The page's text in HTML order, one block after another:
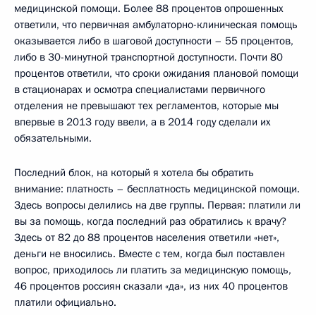
медицинской помощи. Более 88 процентов опрошенных
ответили, что первичная амбулаторно-клиническая помощь
оказывается либо в шаговой доступности – 55 процентов,
либо в 30-минутной транспортной доступности. Почти 80
процентов ответили, что сроки ожидания плановой помощи
в стационарах и осмотра специалистами первичного
отделения не превышают тех регламентов, которые мы
впервые в 2013 году ввели, а в 2014 году сделали их
обязательными.
Последний блок, на который я хотела бы обратить
внимание: платность – бесплатность медицинской помощи.
Здесь вопросы делились на две группы. Первая: платили ли
вы за помощь, когда последний раз обратились к врачу?
Здесь от 82 до 88 процентов населения ответили «нет»,
деньги не вносились. Вместе с тем, когда был поставлен
вопрос, приходилось ли платить за медицинскую помощь,
46 процентов россиян сказали «да», из них 40 процентов
платили официально.